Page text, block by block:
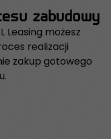
zabudowy
Leasing możesz
realizacji
zakup gotowego